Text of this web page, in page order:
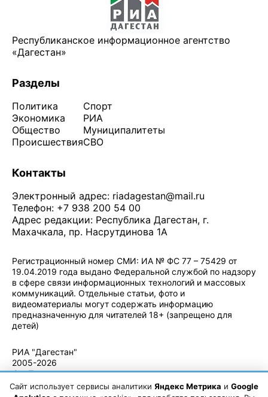
Республиканское информационное агентство
«Дагестан»
Разделы
Политика
Экономика
Общество
Происшествия
Спорт
РИА
Муниципалитеты
СВО
Контакты
Электронный адрес: riadagestan@mail.ru
Телефон: +7 938 200 54 00
Адрес редакции: Республика Дагестан, г.
Махачкала, пр. Насрутдинова 1А
Регистрационный номер СМИ: ИА № ФС 77 – 75429 от
19.04.2019 года выдано Федеральной службой по надзору
в сфере связи информационных технологий и массовых
коммуникаций. Отдельные статьи, фото и
видеоматериалы могут содержать информацию
предназначенную для читателей 18+ (запрещено для
детей)
РИА "Дагестан"
2005-2026
© - Правила
использования
материалов.
Сайт использует сервисы аналитики Яндекс Метрика и Google